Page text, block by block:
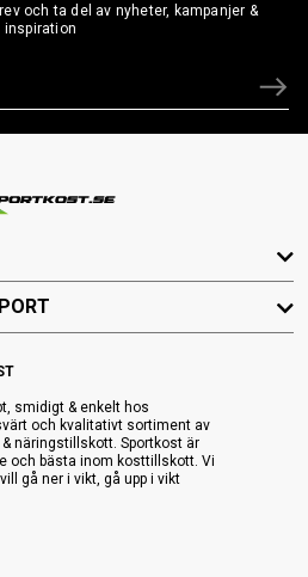
och ta del av nyheter, kampanjer &
inspiration
smidigt & enkelt hos
och kvalitativt sortiment av
näringstillskott. Sportkost är
och bästa inom kosttillskott. Vi
gå ner i vikt, gå upp i vikt